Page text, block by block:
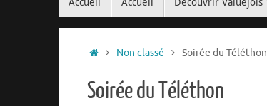
Non classé Soirée du Téléthon
Soirée du Téléthon